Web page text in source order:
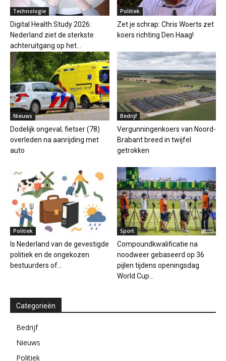
Technologie
Digital Health Study 2026:
Nederland ziet de sterkste
achteruitgang op het...
Politiek
Zet je schrap: Chris Woerts zet
koers richting Den Haag!
Nieuws
Dodelijk ongeval; fietser (78)
overleden na aanrijding met
auto
Bedrijf
Vergunningenkoers van Noord-
Brabant breed in twijfel
getrokken
Politiek
Is Nederland van de gevestigde
politiek en de ongekozen
bestuurders of...
Sport
Compoundkwalificatie na
noodweer gebaseerd op 36
pijlen tijdens openingsdag
World Cup...
Categorieën
Bedrijf
Nieuws
Politiek